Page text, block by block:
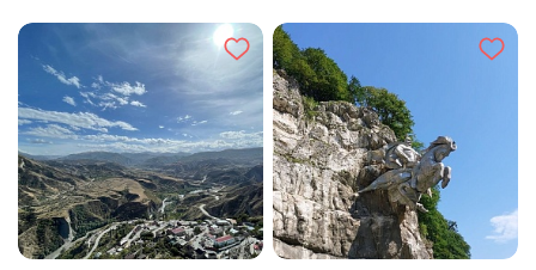
«Объятия
Кавказа»